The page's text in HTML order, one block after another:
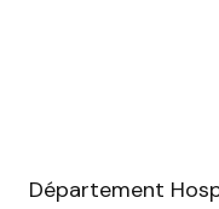
Département